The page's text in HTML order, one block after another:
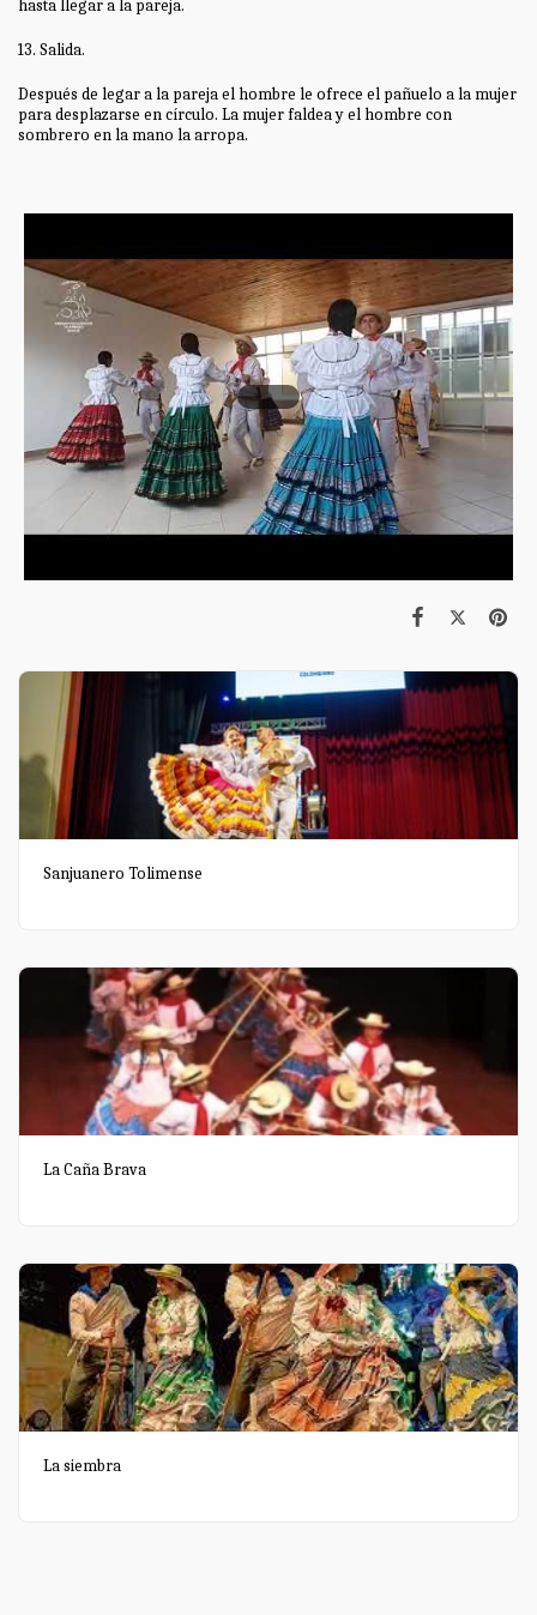
hasta llegar a la pareja.
13. Salida.
Después de legar a la pareja el hombre le ofrece el pañuelo a la mujer
para desplazarse en círculo. La mujer faldea y el hombre con
sombrero en la mano la arropa.
Sanjuanero Tolimense
La Caña Brava
La siembra